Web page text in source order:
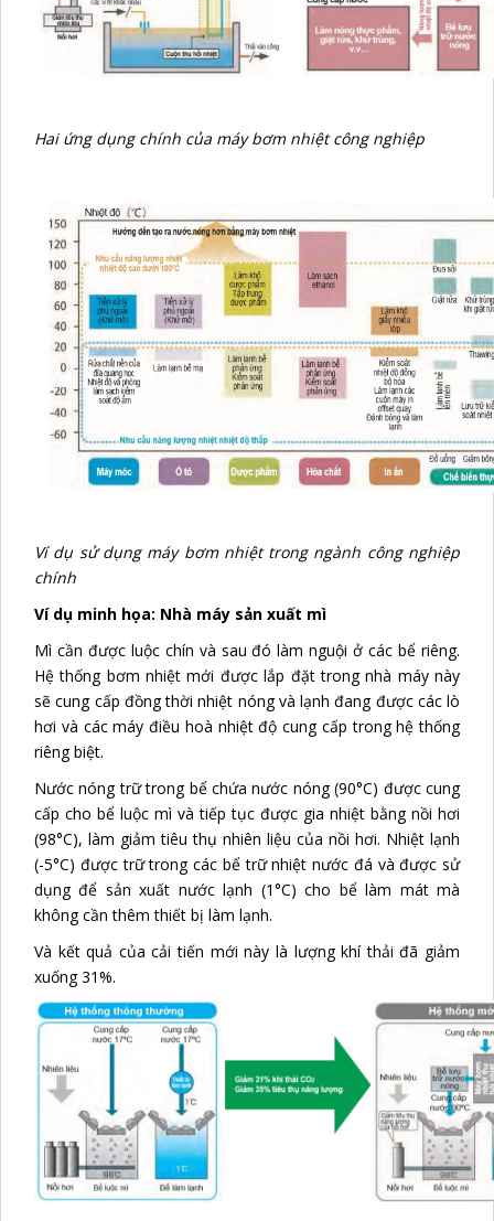
Hai ứng dụng chính của máy bơm nhiệt công nghiệp
Ví dụ sử dụng máy bơm nhiệt trong ngành công nghiệp
chính
Ví dụ minh họa: Nhà máy sản xuất mì
Mì cần được luộc chín và sau đó làm nguội ở các bể riêng.
Hệ thống bơm nhiệt mới được lắp đặt trong nhà máy này
sẽ cung cấp đồng thời nhiệt nóng và lạnh đang được các lò
hơi và các máy điều hoà nhiệt độ cung cấp trong hệ thống
riêng biệt.
Nước nóng trữ trong bể chứa nước nóng (90°C) được cung
cấp cho bể luộc mì và tiếp tục được gia nhiệt bằng nồi hơi
(98°C), làm giảm tiêu thụ nhiên liệu của nồi hơi. Nhiệt lạnh
(-5°C) được trữ trong các bể trữ nhiệt nước đá và được sử
dụng để sản xuất nước lạnh (1°C) cho bể làm mát mà
không cần thêm thiết bị làm lạnh.
Và kết quả của cải tiến mới này là lượng khí thải đã giảm
xuống 31%.